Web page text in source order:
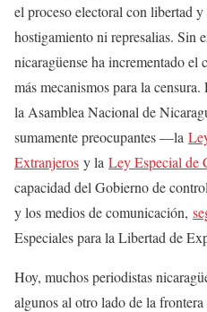
el proceso electoral con libertad
hostigamiento ni represalias. Sin
nicaragüense ha incrementado el
más mecanismos para la
la Asamblea Nacional de
sumamente preocupantes —la
Extranjeros y la Ley Especial de
capacidad del Gobierno de
y los medios de comunicación,
Especiales para la Libertad de
Hoy, muchos periodistas
algunos al otro lado de la